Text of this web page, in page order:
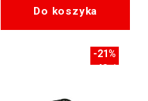
wynosiła:
5.289,00 zł.
wynosi:
Do koszyka
-21%
-40zł